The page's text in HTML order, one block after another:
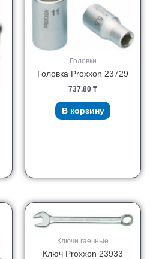
Головки
Головка Proxxon 23729
737.80 ₸
В корзину
Ключи гаечные
Ключ Proxxon 23933